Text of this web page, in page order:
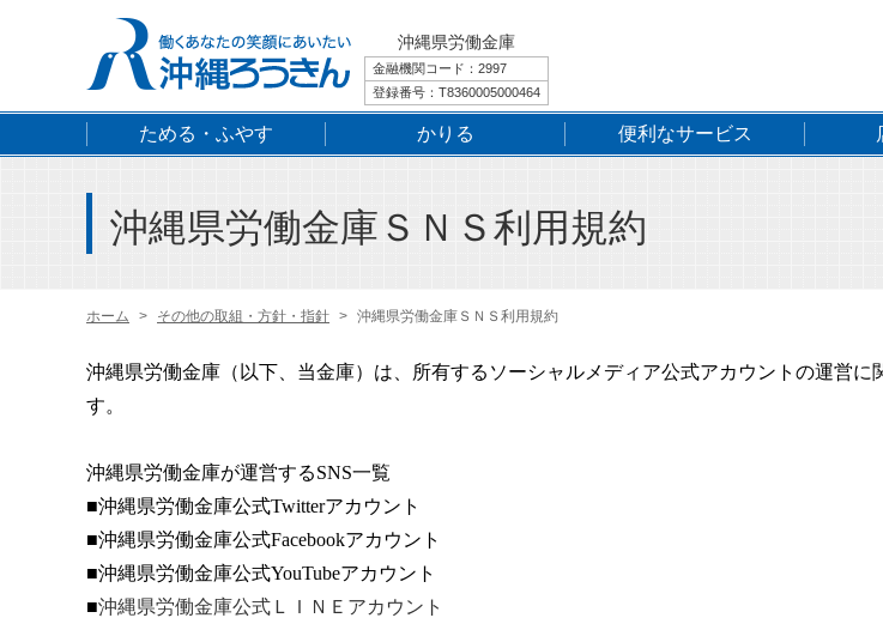
沖縄県労働金庫
金融機関コード：2997
登録番号：T8360005000464
ためる・ふやす かりる 便利なサービス
沖縄県労働金庫ＳＮＳ利用規約
ホーム その他の取組・方針・指針 沖縄県労働金庫ＳＮＳ利用規約
沖縄県労働金庫（以下、当金庫）は、所有するソーシャルメディア公式アカウントの運営に
す。
沖縄県労働金庫が運営するSNS一覧
■沖縄県労働金庫公式Twitterアカウント
■沖縄県労働金庫公式Facebookアカウント
■沖縄県労働金庫公式YouTubeアカウント
■沖縄県労働金庫公式ＬＩＮＥアカウント